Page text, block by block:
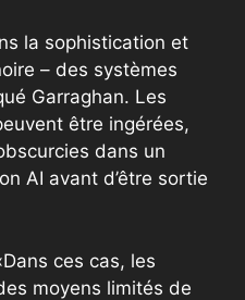
la sophistication et
– des systèmes
Garraghan. Les
être ingérées,
dans un
AI avant d’être sortie
ces cas, les
moyens limités de